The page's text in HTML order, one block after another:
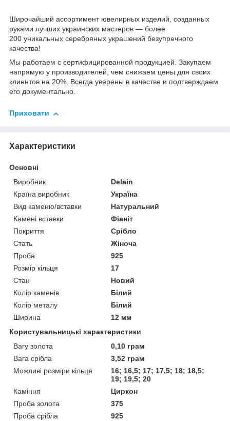
Широчайший ассортимент ювелирных изделий, созданных
руками лучших украинских мастеров — более
200 уникальных серебряных украшений безупречного
качества!
Мы работаем с сертифицированной продукцией. Закупаем
напрямую у производителей, чем снижаем цены для своих
клиентов на 20%. Всегда уверены в качестве и подтверждаем
его документально.
Приховати
Характеристики
Основні
Виробник
Delain
Країна виробник
Україна
Вид каменю/вставки
Натуральний
Камені вставки
Фіаніт
Покриття
Срібло
Стать
Жіноча
Проба
925
Розмір кільця
17
Стан
Новий
Колір каменів
Білий
Колір металу
Білий
Ширина
12 мм
Користувальницькі характеристики
Вагу золота
0,10 грам
Вага срібла
3,52 грам
Можливі розміри кільця
16; 16,5; 17; 17,5; 18; 18,5;
19; 19,5; 20
Каміння
Циркон
Проба золота
375
Проба срібла
925